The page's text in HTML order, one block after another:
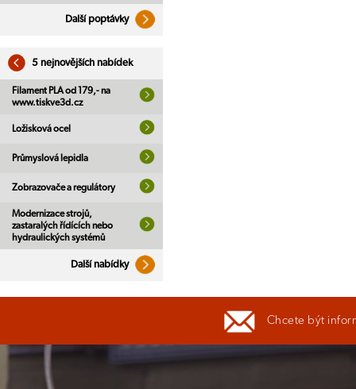
Další poptávky
5 nejnovějších nabídek
Filament PLA od 179,- na
www.tiskve3d.cz
Ložisková ocel
Průmyslová lepidla
Zobrazovače a regulátory
Modernizace strojů,
zastaralých řídících nebo
hydraulických systémů
Další nabídky
Chcete být